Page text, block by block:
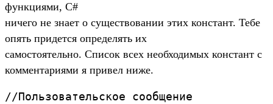
функциями, C#
ничего не знает о существовании этих констант. Тебе
опять придется определять их
самостоятельно. Список всех необходимых констант с
комментариями я привел ниже.
//Пользовательское сообщение